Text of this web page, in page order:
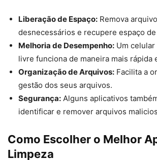
Liberação de Espaço: Remova
desnecessários e recupere espaço
Melhoria de Desempenho: Um
livre funciona de maneira mais rápida
Organização de Arquivos: Facilita a
gestão dos seus arquivos.
Segurança: Alguns aplicativos
identificar e remover arquivos
Como Escolher o Melhor
Limpeza